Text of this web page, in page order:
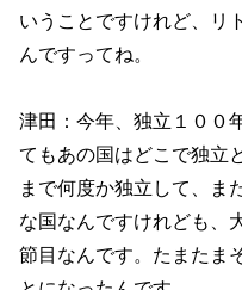
いうことですけれど、リ
んですってね。
津田：今年、独立１００
てもあの国はどこで独立
まで何度か独立して、ま
な国なんですけれども、
節目なんです。たまたま